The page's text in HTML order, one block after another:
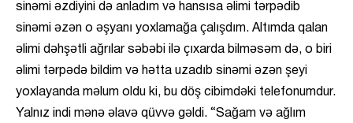
sinəmi əzdiyini də anladım və hansısa əlimi tərpədib
sinəmi əzən o əşyanı yoxlamağa çalışdım. Altımda qalan
əlimi dəhşətli ağrılar səbəbi ilə çıxarda bilməsəm də, o biri
əlimi tərpədə bildim və hətta uzadıb sinəmi əzən şeyi
yoxlayanda məlum oldu ki, bu döş cibimdəki telefonumdur.
Yalnız indi mənə əlavə qüvvə gəldi. “Sağam və ağlım